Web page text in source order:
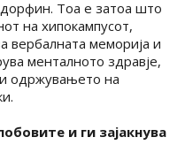
Тоа е затоа што
на хипокампусот,
вербалната меморија и
менталното здравје,
одржувањето на
и ги зајакнува